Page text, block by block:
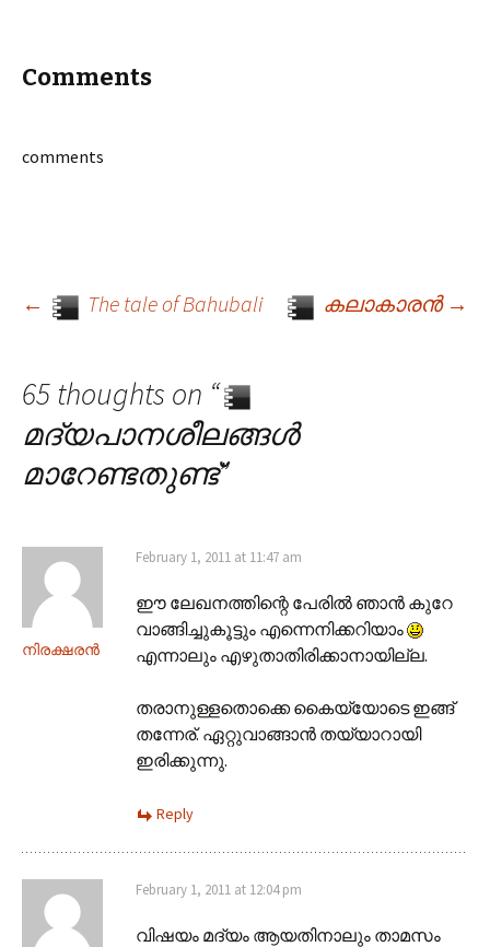
Comments
comments
← The tale of Bahubali കലാകാരൻ →
65 thoughts on “
മദ്യപാനശീലങ്ങൾ
മാറേണ്ടതുണ്ട്”
നിരക്ഷരൻ
February 1, 2011 at 11:47 am
ഈ ലേഖനത്തിന്റെ പേരിൽ ഞാൻ കുറേ
വാങ്ങിച്ചുകൂട്ടും എന്നെനിക്കറിയാം
എന്നാലും എഴുതാതിരിക്കാനായില്ല.
തരാനുള്ളതൊക്കെ കൈയ്യോടെ ഇങ്ങ്
തന്നേര്. ഏറ്റുവാങ്ങാൻ തയ്യാറായി
ഇരിക്കുന്നു.
Reply
February 1, 2011 at 12:04 pm
വിഷയം മദ്യം ആയതിനാലും താമസം